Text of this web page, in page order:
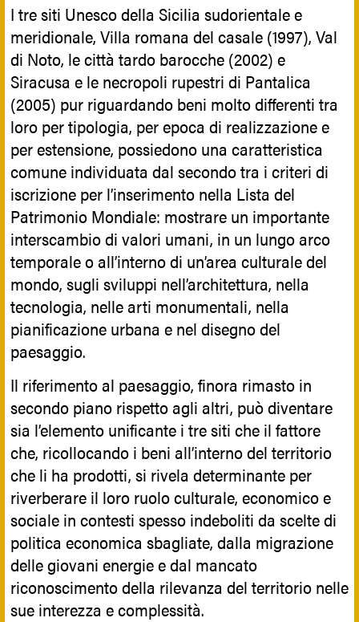
I tre siti Unesco della Sicilia sudorientale e
meridionale, Villa romana del casale (1997), Val
di Noto, le città tardo barocche (2002) e
Siracusa e le necropoli rupestri di Pantalica
(2005) pur riguardando beni molto differenti tra
loro per tipologia, per epoca di realizzazione e
per estensione, possiedono una caratteristica
comune individuata dal secondo tra i criteri di
iscrizione per l’inserimento nella Lista del
Patrimonio Mondiale: mostrare un importante
interscambio di valori umani, in un lungo arco
temporale o all’interno di un’area culturale del
mondo, sugli sviluppi nell’architettura, nella
tecnologia, nelle arti monumentali, nella
pianificazione urbana e nel disegno del
paesaggio.
Il riferimento al paesaggio, finora rimasto in
secondo piano rispetto agli altri, può diventare
sia l’elemento unificante i tre siti che il fattore
che, ricollocando i beni all’interno del territorio
che li ha prodotti, si rivela determinante per
riverberare il loro ruolo culturale, economico e
sociale in contesti spesso indeboliti da scelte di
politica economica sbagliate, dalla migrazione
delle giovani energie e dal mancato
riconoscimento della rilevanza del territorio nelle
sue interezza e complessità.